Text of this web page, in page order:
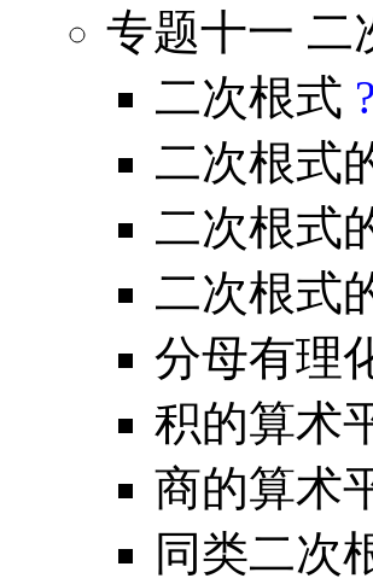
专题十一 二
二次根式 ?
二次根式
二次根式
二次根式
分母有理
积的算术
商的算术
同类二次